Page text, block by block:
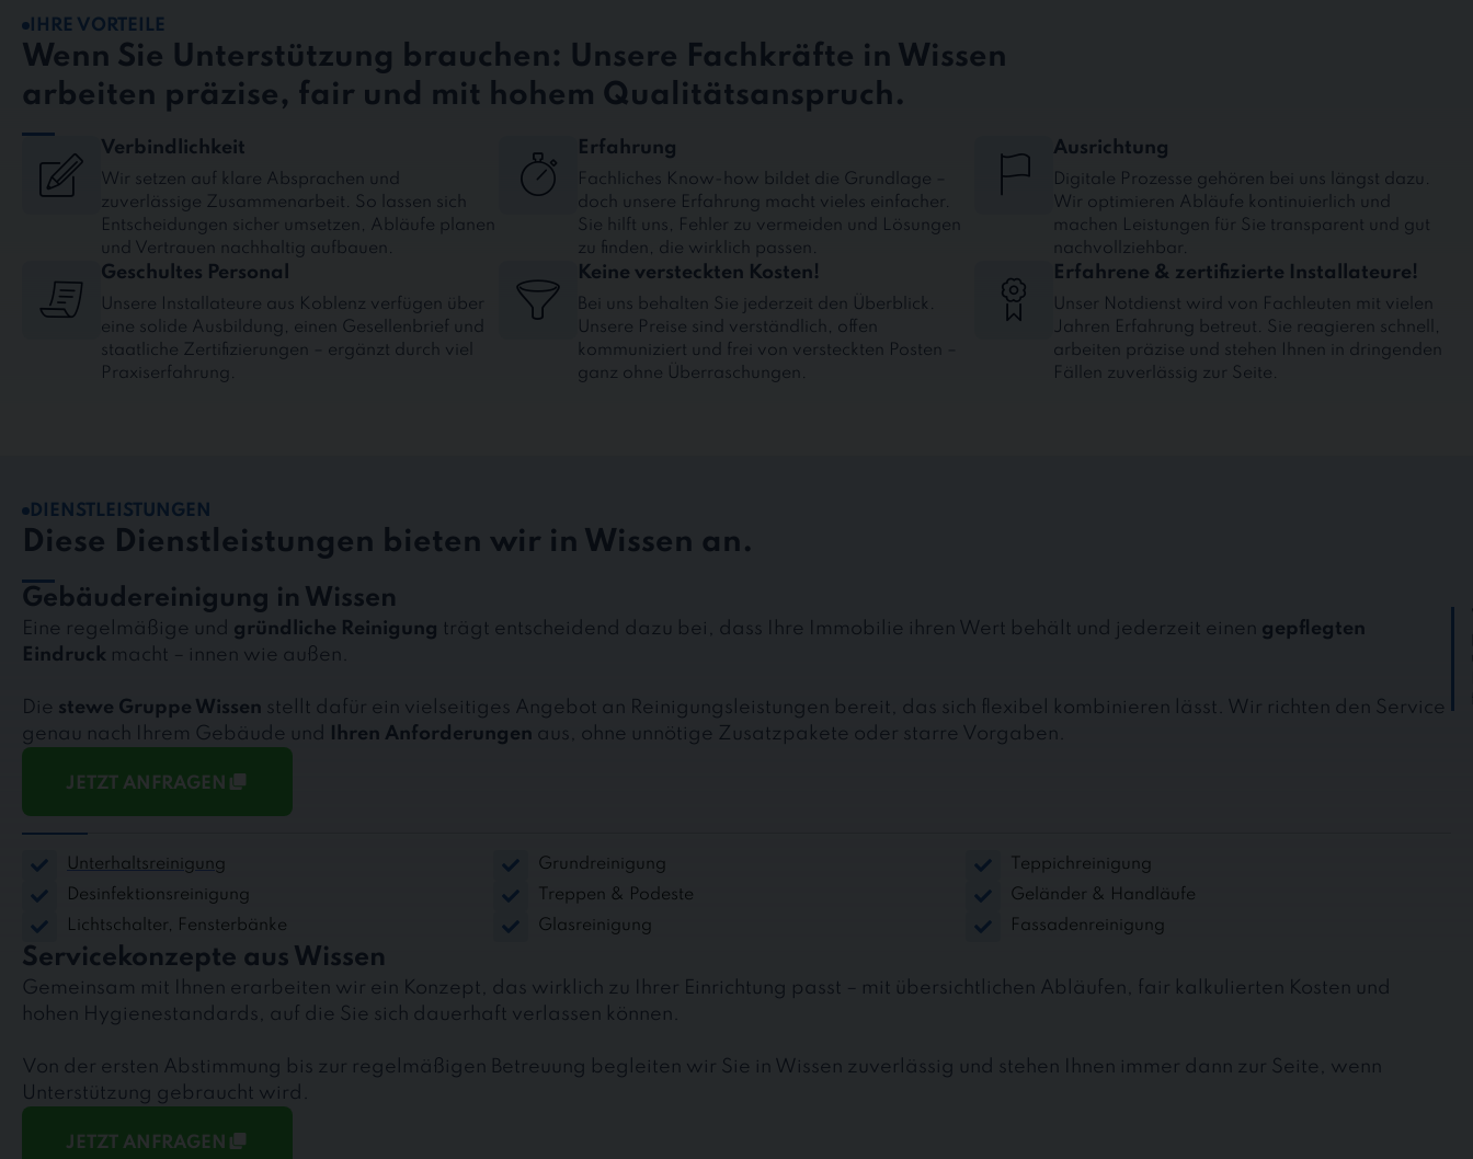
IHRE VORTEILE
Wenn Sie Unterstützung brauchen: Unsere Fachkräfte in Wissen
arbeiten präzise, fair und mit hohem Qualitätsanspruch.
Verbindlichkeit
Wir setzen auf klare Absprachen und
zuverlässige Zusammenarbeit. So lassen sich
Entscheidungen sicher umsetzen, Abläufe planen
und Vertrauen nachhaltig aufbauen.
Erfahrung
Fachliches Know-how bildet die Grundlage –
doch unsere Erfahrung macht vieles einfacher.
Sie hilft uns, Fehler zu vermeiden und Lösungen
zu finden, die wirklich passen.
Ausrichtung
Digitale Prozesse gehören bei uns längst dazu.
Wir optimieren Abläufe kontinuierlich und
machen Leistungen für Sie transparent und gut
nachvollziehbar.
Geschultes Personal
Unsere Installateure aus Koblenz verfügen über
eine solide Ausbildung, einen Gesellenbrief und
staatliche Zertifizierungen – ergänzt durch viel
Praxiserfahrung.
Keine versteckten Kosten!
Bei uns behalten Sie jederzeit den Überblick.
Unsere Preise sind verständlich, offen
kommuniziert und frei von versteckten Posten –
ganz ohne Überraschungen.
Erfahrene & zertifizierte Installateure!
Unser Notdienst wird von Fachleuten mit vielen
Jahren Erfahrung betreut. Sie reagieren schnell,
arbeiten präzise und stehen Ihnen in dringenden
Fällen zuverlässig zur Seite.
DIENSTLEISTUNGEN
Diese Dienstleistungen bieten wir in Wissen an.
Gebäudereinigung in Wissen
Eine regelmäßige und gründliche Reinigung trägt entscheidend dazu bei, dass Ihre Immobilie ihren Wert behält und jederzeit einen gepflegten
Eindruck macht – innen wie außen.
Die stewe Gruppe Wissen stellt dafür ein vielseitiges Angebot an Reinigungsleistungen bereit, das sich flexibel kombinieren lässt. Wir richten den Service
genau nach Ihrem Gebäude und
Ihren Anforderungen aus, ohne unnötige Zusatzpakete oder starre Vorgaben.
JETZT ANFRAGEN
Unterhaltsreinigung Grundreinigung
Teppichreinigung
Desinfektionsreinigung
Treppen & Podeste
Geländer & Handläufe
Lichtschalter, Fensterbänke
Glasreinigung Fassadenreinigung
Servicekonzepte aus Wissen
Gemeinsam mit Ihnen erarbeiten wir ein Konzept, das wirklich zu Ihrer Einrichtung passt – mit übersichtlichen Abläufen, fair kalkulierten Kosten und
hohen Hygienestandards, auf die Sie sich dauerhaft verlassen können.
Von der ersten Abstimmung bis zur regelmäßigen Betreuung begleiten wir Sie in Wissen zuverlässig und stehen Ihnen immer dann zur Seite, wenn
Unterstützung gebraucht wird.
JETZT ANFRAGEN